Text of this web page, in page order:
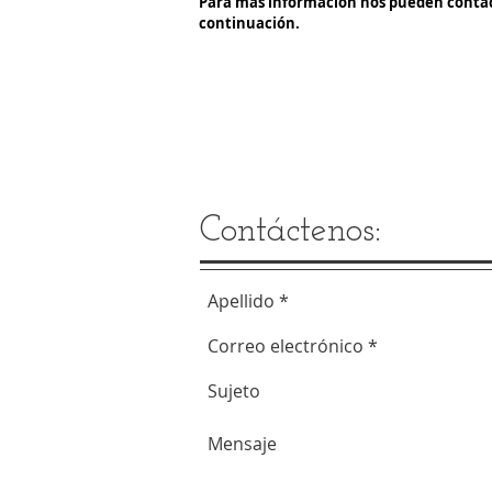
continuación.
Contáctenos: